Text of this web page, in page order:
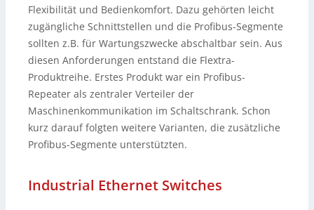
Flexibilität und Bedienkomfort. Dazu gehörten leicht
zugängliche Schnittstellen und die Profibus-Segmente
sollten z.B. für Wartungszwecke abschaltbar sein. Aus
diesen Anforderungen entstand die Flextra-
Produktreihe. Erstes Produkt war ein Profibus-
Repeater als zentraler Verteiler der
Maschinenkommunikation im Schaltschrank. Schon
kurz darauf folgten weitere Varianten, die zusätzliche
Profibus-Segmente unterstützten.
Industrial Ethernet Switches